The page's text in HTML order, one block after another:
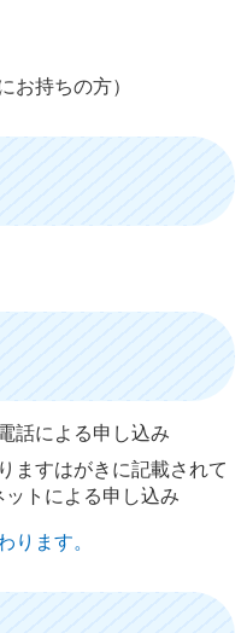
お持ちの方）
話による申し込み
ますはがきに記載されて
トによる申し込み
ります。